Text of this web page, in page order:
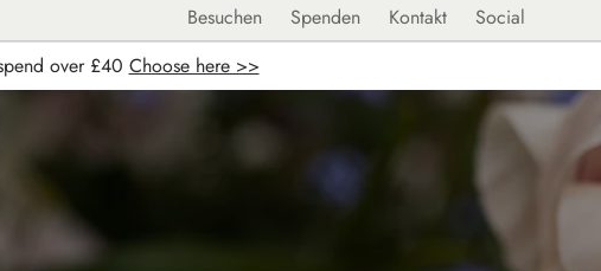
Besuchen Spenden Kontakt
Social
over £40 Choose here >>